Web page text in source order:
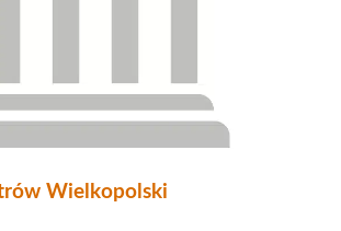
Wielkopolski